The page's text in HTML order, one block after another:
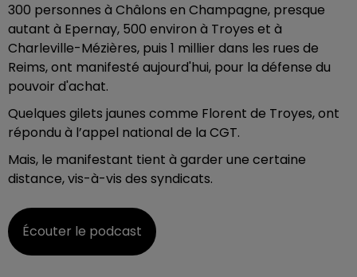
300 personnes à Châlons en Champagne, presque
autant à Epernay, 500 environ à Troyes et à
Charleville-Mézières, puis 1 millier dans les rues de
Reims, ont manifesté aujourd'hui, pour la défense du
pouvoir d'achat.
Quelques gilets jaunes comme Florent de Troyes, ont
répondu à l’appel national de la CGT.
Mais, le manifestant tient à garder une certaine
distance, vis-à-vis des syndicats.
Écouter le podcast